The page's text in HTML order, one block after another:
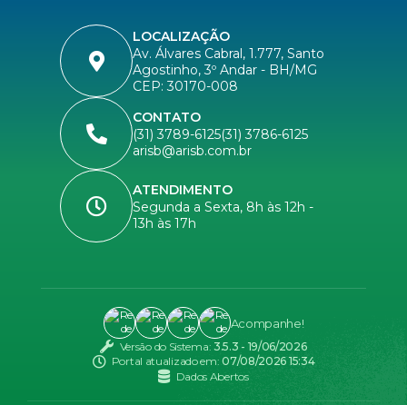
LOCALIZAÇÃO
Av. Álvares Cabral, 1.777, Santo
Agostinho, 3º Andar - BH/MG
CEP: 30170-008
CONTATO
(31) 3789-6125(31) 3786-6125
arisb@arisb.com.br
ATENDIMENTO
Segunda a Sexta, 8h às 12h -
13h às 17h
Versão do Sistema: 3.5.3 - 19/06/2026
Portal atualizado em:07/08/2026 15:34
Dados Abertos
Acompanhe!